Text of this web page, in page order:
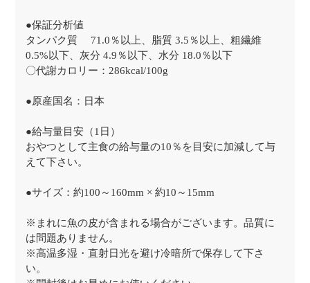
●保証分析値
タンパク質 71.0％以上、脂質 3.5％以上、粗繊維
0.5%以下、灰分 4.9％以下、水分 18.0％以下
〇代謝カロリー：286kcal/100g
●原産国名：日本
●給与量目安（1日）
おやつとして主食の給与量の10％を目安に加減して与
えて下さい。
●サイズ：約100～160mm × 約10～15mm
※まれに魚の皮が含まれる場合がございます。品質に
は問題ありません。
※高温多湿・直射日光を避け冷暗所で保存して下さ
い。